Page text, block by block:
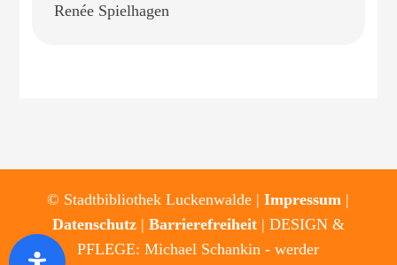
Renée Spielhagen
© Stadtbibliothek Luckenwalde |Impressum |
Datenschutz| Barrierefreiheit| DESIGN &
PFLEGE: Michael Schankin - werder